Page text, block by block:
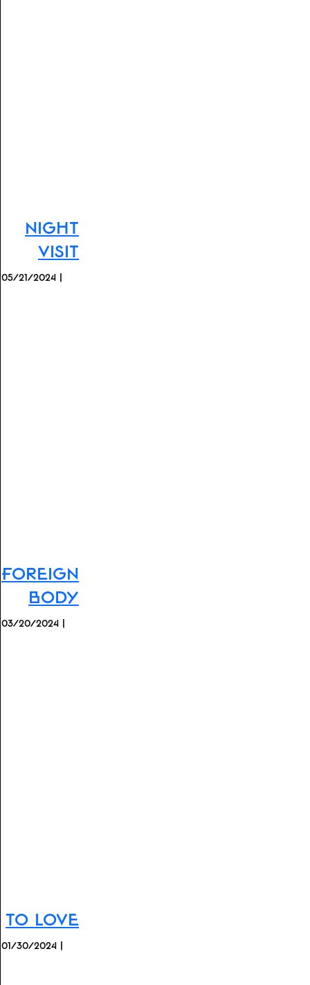
Night
Visit
05/21/2024 |
Foreign
Body
03/20/2024 |
To Love
01/30/2024 |